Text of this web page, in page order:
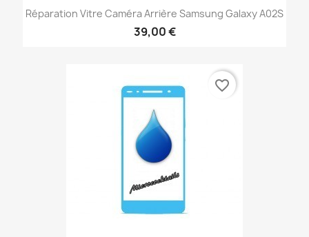
Réparation Vitre Caméra Arrière Samsung Galaxy A02S
39,00 €
favorite_border